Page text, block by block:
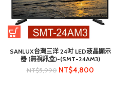
SANLUX台灣三洋 24吋 LED液晶顯示
器 (無視訊盒)-(SMT-24AM3)
NT$5,990 NT$4,800